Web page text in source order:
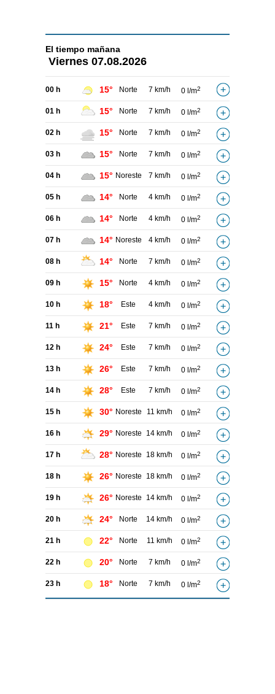
El tiempo mañana
Viernes 07.08.2026
00 h 15° Norte 7 km/h 0 l/m2
01 h 15° Norte 7 km/h 0 l/m2
02 h 15° Norte 7 km/h 0 l/m2
03 h 15° Norte 7 km/h 0 l/m2
04 h 15° Noreste 7 km/h 0 l/m2
05 h 14° Norte 4 km/h 0 l/m2
06 h 14° Norte 4 km/h 0 l/m2
07 h 14° Noreste 4 km/h 0 l/m2
08 h 14° Norte 7 km/h 0 l/m2
09 h 15° Norte 4 km/h 0 l/m2
10 h 18° Este 4 km/h 0 l/m2
11 h 21° Este 7 km/h 0 l/m2
12 h 24° Este 7 km/h 0 l/m2
13 h 26° Este 7 km/h 0 l/m2
14 h 28° Este 7 km/h 0 l/m2
15 h 30° Noreste 11 km/h 0 l/m2
16 h 29° Noreste 14 km/h 0 l/m2
17 h 28° Noreste 18 km/h 0 l/m2
18 h 26° Noreste 18 km/h 0 l/m2
19 h 26° Noreste 14 km/h 0 l/m2
20 h 24° Norte 14 km/h 0 l/m2
21 h 22° Norte 11 km/h 0 l/m2
22 h 20° Norte 7 km/h 0 l/m2
23 h 18° Norte 7 km/h 0 l/m2